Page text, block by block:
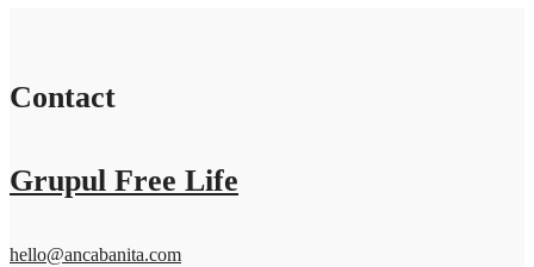
Contact
Grupul Free Life
hello@ancabanita.com